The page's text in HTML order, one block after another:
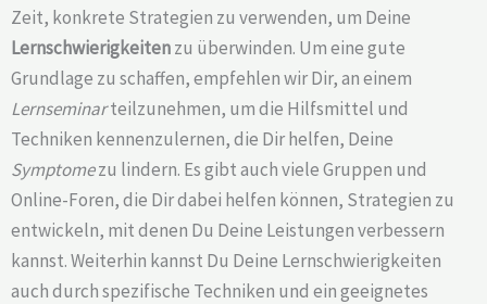
Zeit, konkrete Strategien zu verwenden, um Deine
Lernschwierigkeitenzu überwinden. Um eine gute
Grundlage zu schaffen, empfehlen wir Dir, an einem
Lernseminarteilzunehmen, um die Hilfsmittel und
Techniken kennenzulernen, die Dir helfen, Deine
Symptomezu lindern. Es gibt auch viele Gruppen und
Online-Foren, die Dir dabei helfen können, Strategien zu
entwickeln, mit denen Du Deine Leistungen verbessern
kannst. Weiterhin kannst Du Deine Lernschwierigkeiten
auch durch spezifische Techniken und ein geeignetes